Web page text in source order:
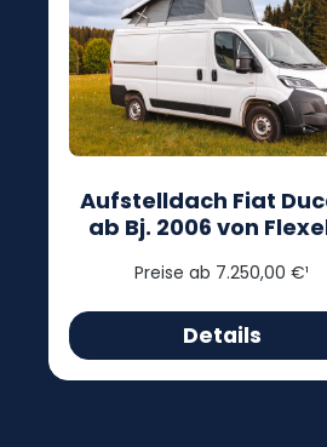
Aufstelldach Fiat
ab Bj. 2006 von
Preise ab 7.250,00 €¹
Details